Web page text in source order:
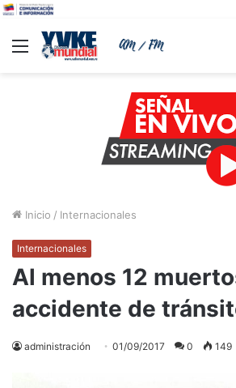
Menu
Inicio / Internacionales
Internacionales
Al menos 12
accidente de
administración 01/09/2017 0 149